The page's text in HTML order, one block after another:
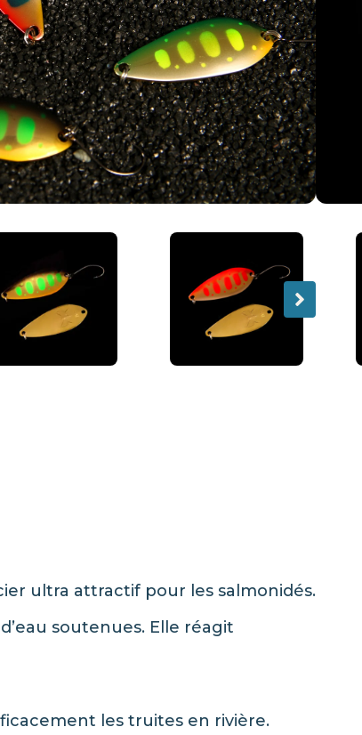
ultra attractif pour les salmonidés.
soutenues. Elle réagit
les truites en rivière.